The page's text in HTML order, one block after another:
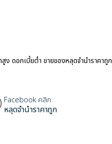
ง ดอกเบี้ยต่ำ ขายของหลุดจำนำราคาถูก
Facebook คลิก
หลุดจำนำราคาถูก